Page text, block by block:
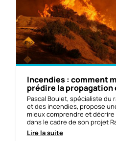
Incendies : comment
prédire la propagation
Pascal Boulet, spécialiste du
et des incendies, propose
mieux comprendre et
dans le cadre de son projet
Lire la suite